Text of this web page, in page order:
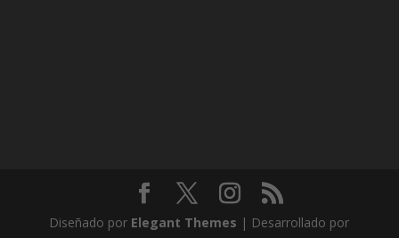
Diseñado por Elegant Themes | Desarrollado por